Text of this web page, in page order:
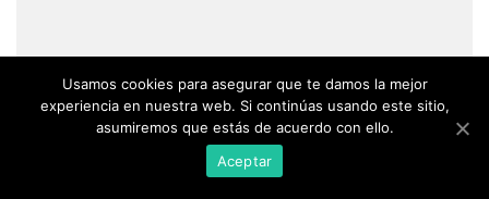
Usamos cookies para asegurar que te damos la mejor
experiencia en nuestra web. Si continúas usando este sitio,
asumiremos que estás de acuerdo con ello.
Aceptar